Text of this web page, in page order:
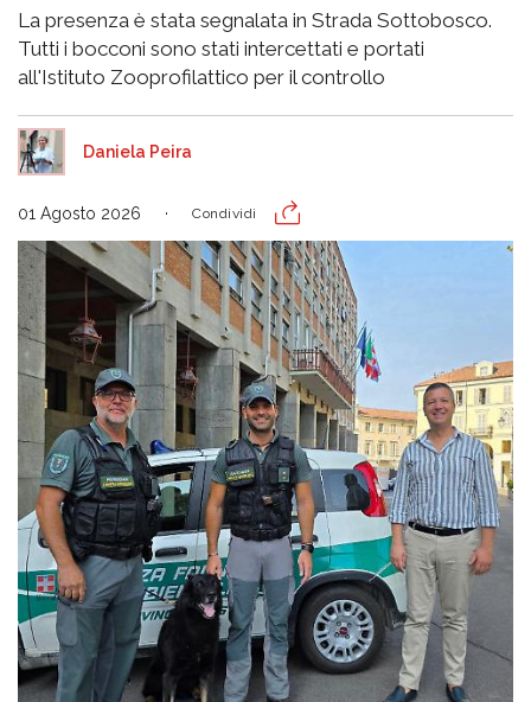
La presenza è stata segnalata in Strada Sottobosco.
Tutti i bocconi sono stati intercettati e portati
all'Istituto Zooprofilattico per il controllo
Daniela Peira
01 Agosto 2026 Condividi